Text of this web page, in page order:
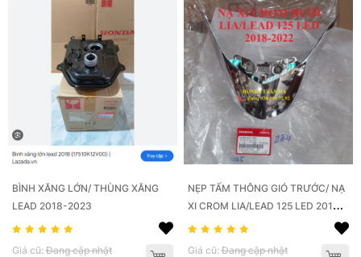
BÌNH XĂNG LỚN/ THÙNG XĂNG
LEAD 2018-2023
Giá cũ: Đang cập nhật
NẸP TẤM THÔNG GIÓ TRƯỚC/ NẠ
XI CROM LIA/LEAD 125 LED 2018-
2022
Giá cũ: Đang cập nhật